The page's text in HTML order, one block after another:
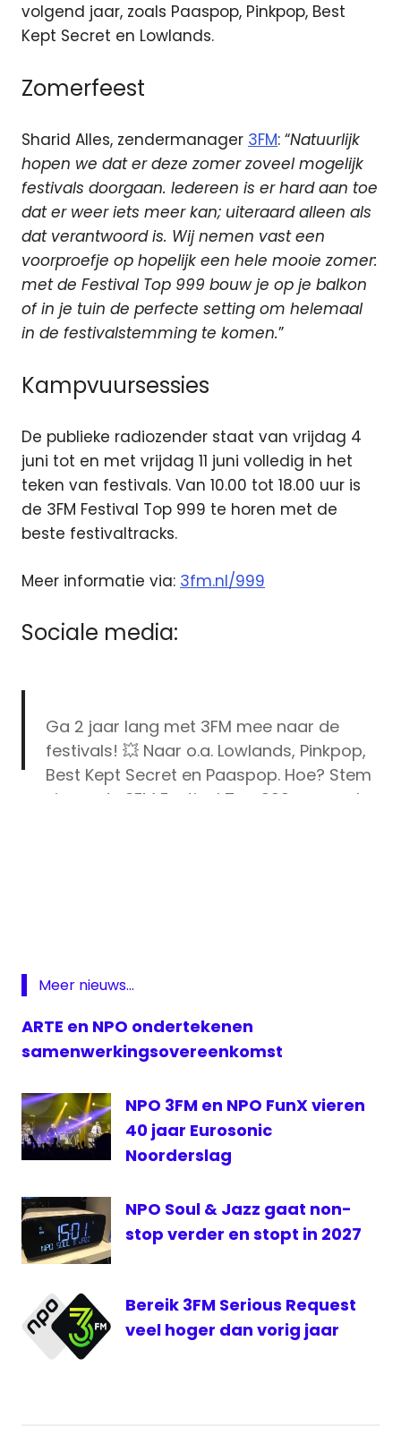
volgend jaar, zoals Paaspop, Pinkpop, Best
Kept Secret en Lowlands.
Zomerfeest
Sharid Alles, zendermanager 3FM: “Natuurlijk
hopen we dat er deze zomer zoveel mogelijk
festivals doorgaan. Iedereen is er hard aan toe
dat er weer iets meer kan; uiteraard alleen als
dat verantwoord is. Wij nemen vast een
voorproefje op hopelijk een hele mooie zomer:
met de Festival Top 999 bouw je op je balkon
of in je tuin de perfecte setting om helemaal
in de festivalstemming te komen.”
Kampvuursessies
De publieke radiozender staat van vrijdag 4
juni tot en met vrijdag 11 juni volledig in het
teken van festivals. Van 10.00 tot 18.00 uur is
de 3FM Festival Top 999 te horen met de
beste festivaltracks.
Meer informatie via: 3fm.nl/999
Sociale media:
Ga 2 jaar lang met 3FM mee naar de
festivals! 💥 Naar o.a. Lowlands, Pinkpop,
Best Kept Secret en Paaspop. Hoe? Stem
via op de 3FM Festival Top 999 en maak
3FM
stembus
Meer nieuws...
ARTE en NPO ondertekenen
samenwerkingsovereenkomst
NPO 3FM en NPO FunX vieren
40 jaar Eurosonic
Noorderslag
NPO Soul & Jazz gaat non-
stop verder en stopt in 2027
Bereik 3FM Serious Request
veel hoger dan vorig jaar